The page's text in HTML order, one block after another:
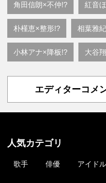
角田信朗×不仲!? 紅音
朴槿恵×整形!? 相葉雅
小林アナ×降板!? 大谷
エディターコメ
人気カテゴリ
歌手 俳優 アイドル